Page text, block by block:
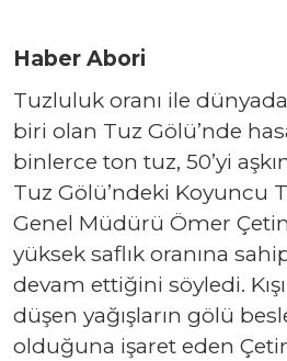
Haber Abori
Tuzluluk oranı ile
biri olan Tuz Gölü’nde
binlerce ton tuz, 50’yi
Tuz Gölü’ndeki Koyuncu
Genel Müdürü Ömer
yüksek saflık oranına
devam ettiğini söyledi.
düşen yağışların gölü
olduğuna işaret eden